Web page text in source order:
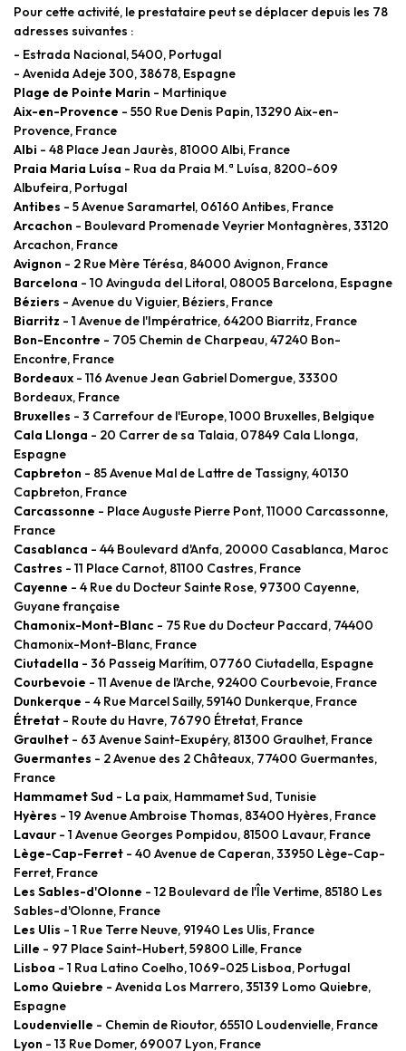
Pour cette activité, le prestataire peut se déplacer depuis les 78
adresses suivantes :
- Estrada Nacional, 5400, Portugal
- Avenida Adeje 300, 38678, Espagne
Plage de Pointe Marin - Martinique
Aix-en-Provence - 550 Rue Denis Papin, 13290 Aix-en-
Provence, France
Albi - 48 Place Jean Jaurès, 81000 Albi, France
Praia Maria Luísa - Rua da Praia M.ª Luísa, 8200-609
Albufeira, Portugal
Antibes - 5 Avenue Saramartel, 06160 Antibes, France
Arcachon - Boulevard Promenade Veyrier Montagnères, 33120
Arcachon, France
Avignon - 2 Rue Mère Térésa, 84000 Avignon, France
Barcelona - 10 Avinguda del Litoral, 08005 Barcelona, Espagne
Béziers - Avenue du Viguier, Béziers, France
Biarritz - 1 Avenue de l'Impératrice, 64200 Biarritz, France
Bon-Encontre - 705 Chemin de Charpeau, 47240 Bon-
Encontre, France
Bordeaux - 116 Avenue Jean Gabriel Domergue, 33300
Bordeaux, France
Bruxelles - 3 Carrefour de l'Europe, 1000 Bruxelles, Belgique
Cala Llonga - 20 Carrer de sa Talaia, 07849 Cala Llonga,
Espagne
Capbreton - 85 Avenue Mal de Lattre de Tassigny, 40130
Capbreton, France
Carcassonne - Place Auguste Pierre Pont, 11000 Carcassonne,
France
Casablanca - 44 Boulevard d'Anfa, 20000 Casablanca, Maroc
Castres - 11 Place Carnot, 81100 Castres, France
Cayenne - 4 Rue du Docteur Sainte Rose, 97300 Cayenne,
Guyane française
Chamonix-Mont-Blanc - 75 Rue du Docteur Paccard, 74400
Chamonix-Mont-Blanc, France
Ciutadella - 36 Passeig Marítim, 07760 Ciutadella, Espagne
Courbevoie - 11 Avenue de l'Arche, 92400 Courbevoie, France
Dunkerque - 4 Rue Marcel Sailly, 59140 Dunkerque, France
Étretat - Route du Havre, 76790 Étretat, France
Graulhet - 63 Avenue Saint-Exupéry, 81300 Graulhet, France
Guermantes - 2 Avenue des 2 Châteaux, 77400 Guermantes,
France
Hammamet Sud - La paix, Hammamet Sud, Tunisie
Hyères - 19 Avenue Ambroise Thomas, 83400 Hyères, France
Lavaur - 1 Avenue Georges Pompidou, 81500 Lavaur, France
Lège-Cap-Ferret - 40 Avenue de Caperan, 33950 Lège-Cap-
Ferret, France
Les Sables-d'Olonne - 12 Boulevard de l'Île Vertime, 85180 Les
Sables-d'Olonne, France
Les Ulis - 1 Rue Terre Neuve, 91940 Les Ulis, France
Lille - 97 Place Saint-Hubert, 59800 Lille, France
Lisboa - 1 Rua Latino Coelho, 1069-025 Lisboa, Portugal
Lomo Quiebre - Avenida Los Marrero, 35139 Lomo Quiebre,
Espagne
Loudenvielle - Chemin de Rioutor, 65510 Loudenvielle, France
Lyon - 13 Rue Domer, 69007 Lyon, France